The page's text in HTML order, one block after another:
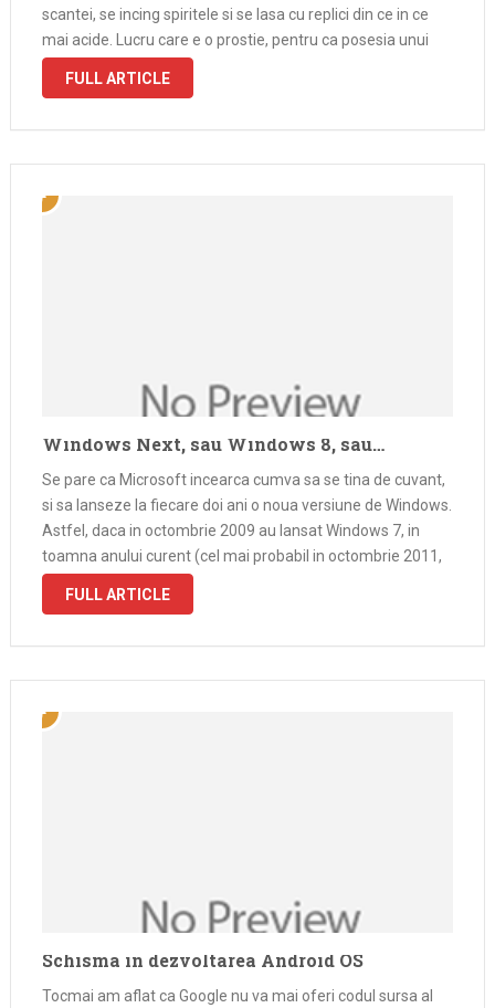
scantei, se incing spiritele si se lasa cu replici din ce in ce
mai acide. Lucru care e o prostie, pentru ca posesia unui
anumit …
FULL ARTICLE
Windows Next, sau Windows 8, sau…
Se pare ca Microsoft incearca cumva sa se tina de cuvant,
si sa lanseze la fiecare doi ani o noua versiune de Windows.
Astfel, daca in octombrie 2009 au lansat Windows 7, in
toamna anului curent (cel mai probabil in octombrie 2011,
dar e posibil sa …
FULL ARTICLE
Schisma in dezvoltarea Android OS
Tocmai am aflat ca Google nu va mai oferi codul sursa al